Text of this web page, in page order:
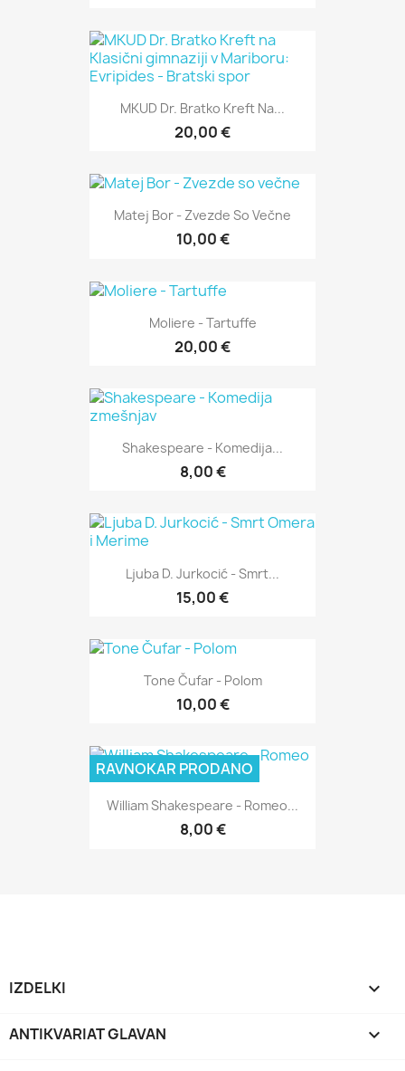
MKUD Dr. Bratko Kreft Na...
20,00 €
Matej Bor - Zvezde So Večne
10,00 €
Moliere - Tartuffe
20,00 €
Shakespeare - Komedija...
8,00 €
Ljuba D. Jurkocić - Smrt...
15,00 €
Tone Čufar - Polom
10,00 €
William Shakespeare - Romeo...
8,00 €
RAVNOKAR PRODANO
IZDELKI 
ANTIKVARIAT GLAVAN 